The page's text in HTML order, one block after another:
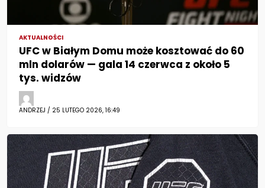
AKTUALNOŚCI
UFC w Białym Domu może kosztować do 60
mln dolarów — gala 14 czerwca z około 5
tys. widzów
ANDRZEJ / 25 LUTEGO 2026, 16:49